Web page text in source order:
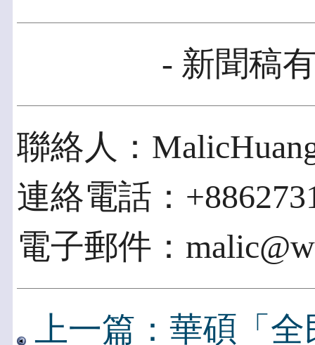
- 新聞稿
聯絡人：
連絡電話：
電子郵件：
上一篇：華碩「